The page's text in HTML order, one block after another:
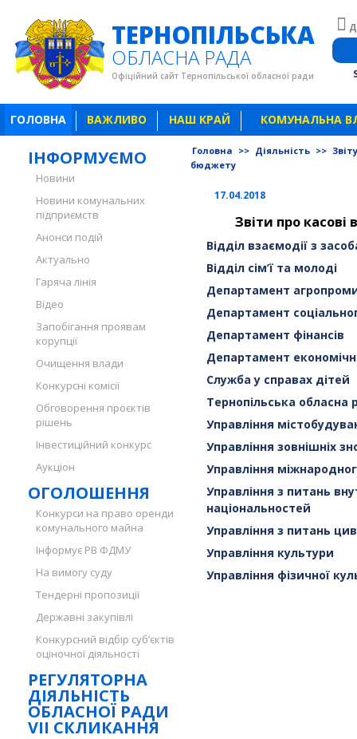
ТЕРНОПІЛЬСЬКА
ОБЛАСНА РАДА
Офіційний сайт Тернопільської обласної ради
ГОЛОВНА ВАЖЛИВО НАШ КРАЙ КОМУНАЛЬНА
ІНФОРМУЄМО
Новини
Новини комунальних
підприємств
Анонси подій
Актуально
Гаряча лінія
Відео
Запобігання проявам
корупції
Очищення влади
Конкурсні комісії
Обговорення проєктів
рішень
Інвестиційний конкурс
Аукціон
ОГОЛОШЕННЯ
Конкурси на право оренди
комунального майна
Інформує РВ ФДМУ
На вимогу суду
Тендерні пропозиції
Державні закупівлі
Конкурсний відбір суб’єктів
оціночної діяльності
РЕГУЛЯТОРНА
ДІЯЛЬНІСТЬ
ОБЛАСНОЇ РАДИ
VII СКЛИКАННЯ
Головна >> Діяльність >>
бюджету
17.04.2018
Звіти про касові
Відділ взаємодії з
Відділ сім’ї та молоді
Департамент
Департамент
Департамент фінансів
Департамент
Служба у справах дітей
Тернопільська обласна
Управління
Управління зовнішніх
Управління
Управління з питань
національностей
Управління з питань
Управління культури
Управління фізичної